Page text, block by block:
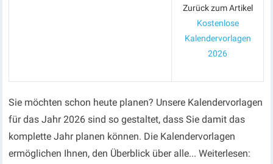
Zurück zum Artikel
Kostenlose
Kalendervorlagen
2026
Sie möchten schon heute planen? Unsere Kalendervorlagen
für das Jahr 2026 sind so gestaltet, dass Sie damit das
komplette Jahr planen können. Die Kalendervorlagen
ermöglichen Ihnen, den Überblick über alle... Weiterlesen: